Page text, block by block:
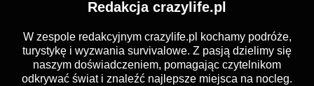
Redakcja crazylife.pl
W zespole redakcyjnym crazylife.pl kochamy podróże,
turystykę i wyzwania survivalowe. Z pasją dzielimy się
naszym doświadczeniem, pomagając czytelnikom
odkrywać świat i znaleźć najlepsze miejsca na nocleg.